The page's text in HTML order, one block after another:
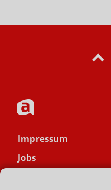
Impressum
Jobs